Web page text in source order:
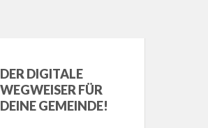
DER DIGITALE
WEGWEISER FÜR
DEINE GEMEINDE!